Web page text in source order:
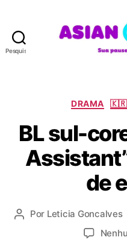
Pesquisar
DRAMA 🇰🇷
BL sul-
de
A Por Leticia Goncalves